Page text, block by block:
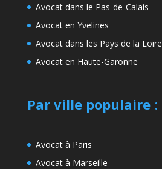
Avocat dans le Pas-de-Calais
Avocat en Yvelines
Avocat dans les Pays de la Loire
Avocat en Haute-Garonne
Par ville populaire:
Avocat à Paris
Avocat à Marseille